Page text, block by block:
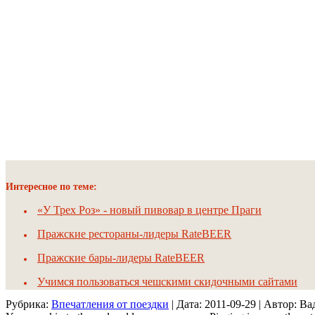
Интересное по теме:
«У Трех Роз» - новый пивовар в центре Праги
Пражские рестораны-лидеры RateBEER
Пражские бары-лидеры RateBEER
Учимся пользоваться чешскими скидочными сайтами
Рубрика: Впечатления от поездки | Дата: 2011-09-29 | Автор: